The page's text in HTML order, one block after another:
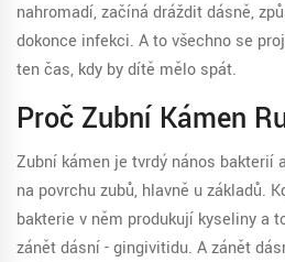
nahromadí, začíná dráždit dásně,
dokonce infekci. A to všechno se
ten čas, kdy by dítě mělo spát.
Proč Zubní Kámen
Zubní kámen je tvrdý nános bakterií
na povrchu zubů, hlavně u základů.
bakterie v něm produkují kyseliny a
zánět dásní - gingivitidu. A zánět